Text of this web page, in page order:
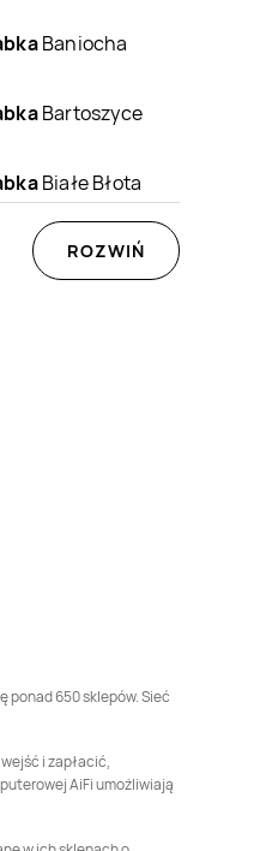
Baniocha
Bartoszyce
Białe Błota
Biały Dunajec
ROZWIŃ
ponad 650 sklepów. Sieć
i zapłacić,
AiFi umożliwiają